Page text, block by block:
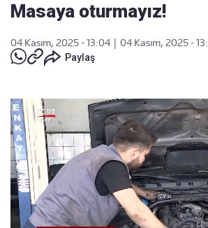
Masaya oturmayız!
04 Kasım, 2025 - 13:04
04 Kasım, 2025 -
Paylaş